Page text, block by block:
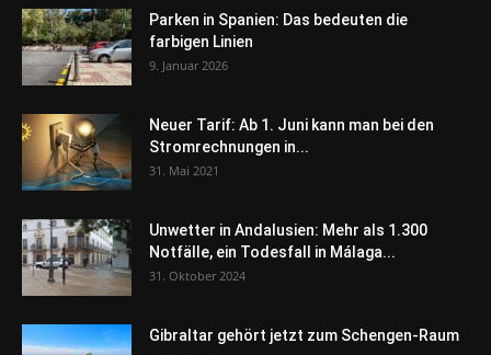
Parken in Spanien: Das bedeuten die
farbigen Linien
9. Januar 2026
Neuer Tarif: Ab 1. Juni kann man bei den
Stromrechnungen in...
31. Mai 2021
Unwetter in Andalusien: Mehr als 1.300
Notfälle, ein Todesfall in Málaga...
31. Oktober 2024
Gibraltar gehört jetzt zum Schengen-Raum